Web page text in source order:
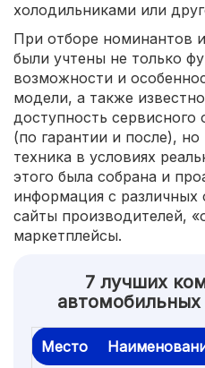
холодильниками или
При отборе номинантов
были учтены не только
возможности и
модели, а также
доступность
(по гарантии и после), но
техника в условиях
этого была собрана и
информация с различных
сайты производителей,
маркетплейсы.
7 лучших
Место